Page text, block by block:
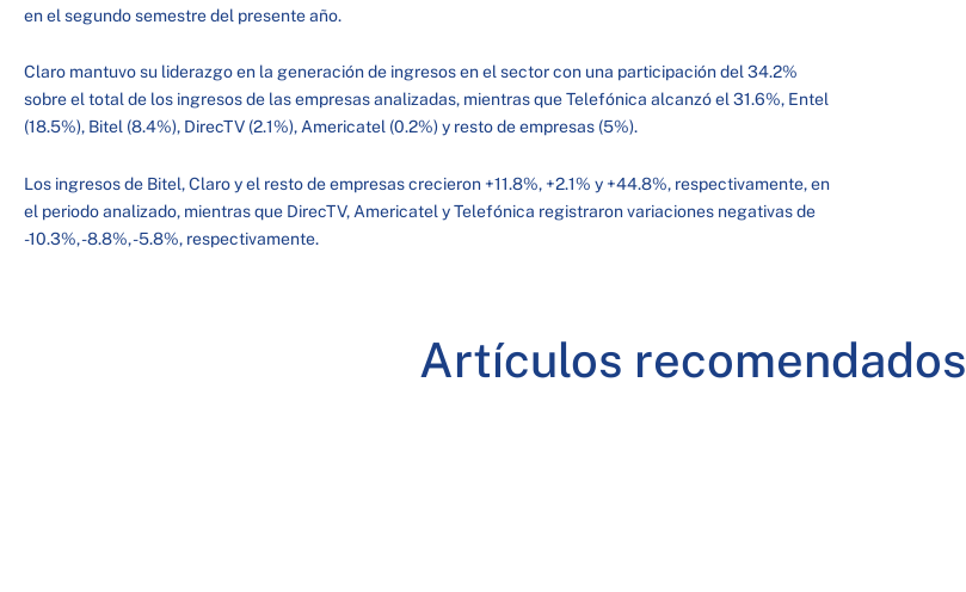
en el segundo semestre del presente año.
Claro mantuvo su liderazgo en la generación de ingresos en el sector con una participación del 34.2%
sobre el total de los ingresos de las empresas analizadas, mientras que Telefónica alcanzó el 31.6%, Entel
(18.5%), Bitel (8.4%), DirecTV (2.1%), Americatel (0.2%) y resto de empresas (5%).
Los ingresos de Bitel, Claro y el resto de empresas crecieron +11.8%, +2.1% y +44.8%, respectivamente, en
el periodo analizado, mientras que DirecTV, Americatel y Telefónica registraron variaciones negativas de
-10.3%, -8.8%, -5.8%, respectivamente.
Artículos recomendados